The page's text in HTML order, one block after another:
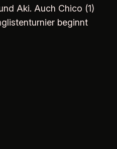
Aki. Auch Chico (1)
beginnt